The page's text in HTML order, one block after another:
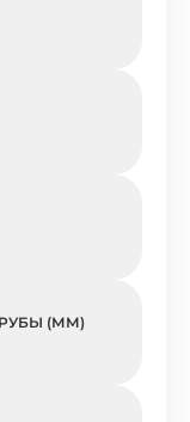
(ММ)